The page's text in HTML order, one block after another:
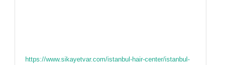
https://www.sikayetvar.com/istanbul-hair-center/istanbul-